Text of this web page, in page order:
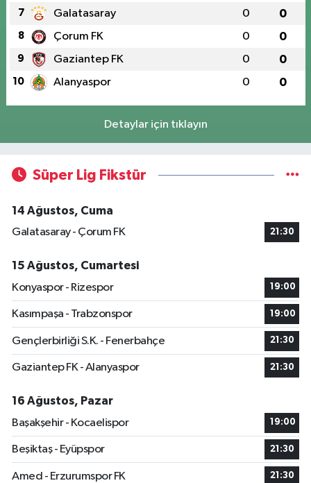
7 Galatasaray 0 0
8 Çorum FK 0 0
9 Gaziantep FK 0 0
10 Alanyaspor 0 0
Detaylar için tıklayın
Süper Lig Fikstür
14 Ağustos, Cuma
Galatasaray - Çorum FK
21:30
15 Ağustos, Cumartesi
Konyaspor - Rizespor
19:00
Kasımpaşa - Trabzonspor 19:00
Gençlerbirliği S.K. - Fenerbahçe 21:30
Gaziantep FK - Alanyaspor 21:30
16 Ağustos, Pazar
Başakşehir - Kocaelispor
19:00
Beşiktaş - Eyüpspor 21:30
Amed - Erzurumspor FK 21:30